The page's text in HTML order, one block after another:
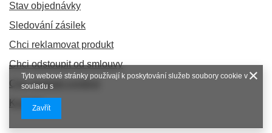
Stav objednávky
Sledování zásilek
Chci reklamovat produkt
Chci odstoupit od smlouvy
Chci produkt vyměnit
Kontakt
Tyto webové stránky používají k poskytování služeb soubory cookie v
souladu s
Zavřít